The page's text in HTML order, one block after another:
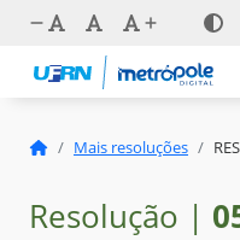
Mais resoluções
Resolução |